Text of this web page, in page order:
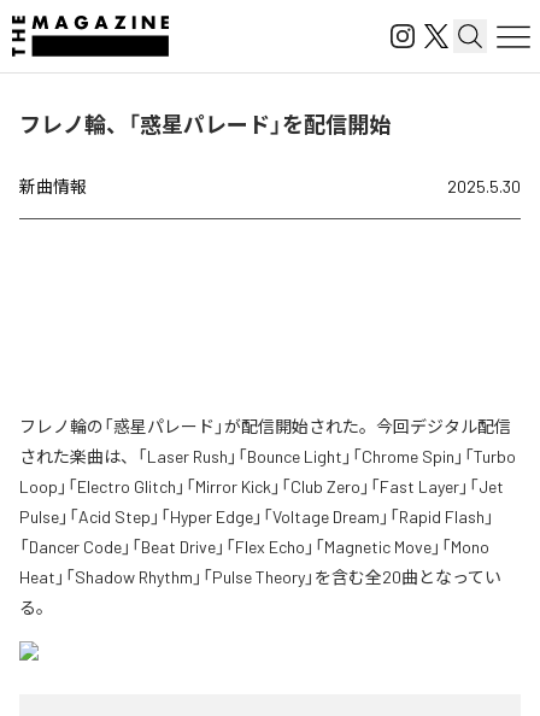
フレノ輪、「惑星パレード」を配信開始
新曲情報 2025.5.30
フレノ輪の「惑星パレード」が配信開始された。今回デジタル配信
された楽曲は、「Laser Rush」「Bounce Light」「Chrome Spin」「Turbo
Loop」「Electro Glitch」「Mirror Kick」「Club Zero」「Fast Layer」「Jet
Pulse」「Acid Step」「Hyper Edge」「Voltage Dream」「Rapid Flash」
「Dancer Code」「Beat Drive」「Flex Echo」「Magnetic Move」「Mono
Heat」「Shadow Rhythm」「Pulse Theory」を含む全20曲となってい
る。